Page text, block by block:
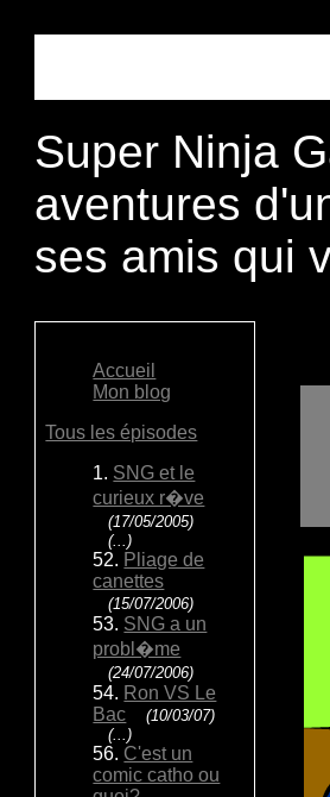
Super Ninja
aventures
ses amis qui
Accueil
Mon blog
Tous les épisodes
1. SNG et le
curieux r�ve
(17/05/2005)
(...)
52. Pliage de
canettes
(15/07/2006)
53. SNG a un
probl�me
(24/07/2006)
54. Ron VS Le
Bac
(10/03/07)
(...)
56. C'est un
comic catho ou